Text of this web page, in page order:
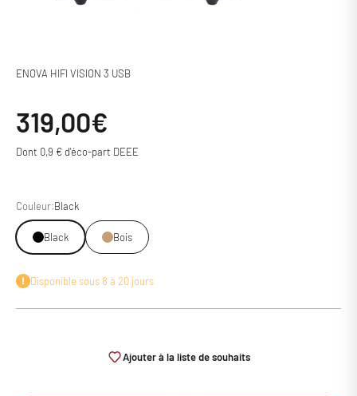
ENOVA HIFI VISION 3 USB
Prix de vente
319,00€
Dont 0,9 € d'éco-part DEEE
Couleur:Black
Black Bois
Disponible sous 8 à 20 jours
Ajouter à la liste de souhaits